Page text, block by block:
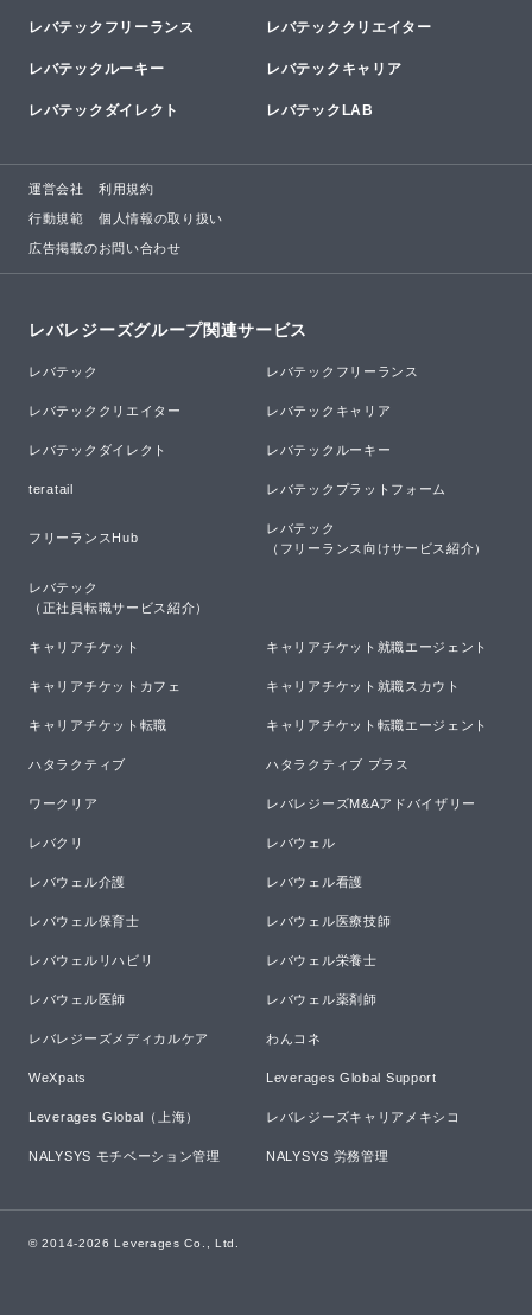
レバテックフリーランス レバテッククリエイター
レバテックルーキー レバテックキャリア
レバテックダイレクト レバテックLAB
運営会社 利用規約
行動規範 個人情報の取り扱い
広告掲載のお問い合わせ
レバレジーズグループ関連サービス
レバテック レバテックフリーランス
レバテッククリエイター レバテックキャリア
レバテックダイレクト レバテックルーキー
teratail レバテックプラットフォーム
フリーランスHub
レバテック
（フリーランス向けサービス紹介）
レバテック
（正社員転職サービス紹介）
キャリアチケット キャリアチケット就職エージェント
キャリアチケットカフェ キャリアチケット就職スカウト
キャリアチケット転職 キャリアチケット転職エージェント
ハタラクティブ ハタラクティブ プラス
ワークリア レバレジーズM&Aアドバイザリー
レバクリ レバウェル
レバウェル介護 レバウェル看護
レバウェル保育士 レバウェル医療技師
レバウェルリハビリ レバウェル栄養士
レバウェル医師 レバウェル薬剤師
レバレジーズメディカルケア わんコネ
WeXpats Leverages Global Support
Leverages Global（上海） レバレジーズキャリアメキシコ
NALYSYS モチベーション管理 NALYSYS 労務管理
© 2014-2026 Leverages Co., Ltd.